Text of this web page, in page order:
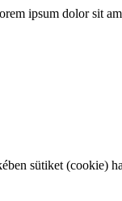
ipsum dolor sit
sütiket (cookie)